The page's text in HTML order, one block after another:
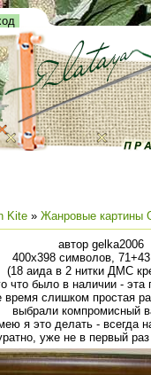
Kite » Жанровые картины
автор gelka2006
400х398 символов,
(18 аида в 2 нитки ДМС
что было в наличии -
время слишком простая
выбрали компромисный
я это делать - всегда
уже не в первый